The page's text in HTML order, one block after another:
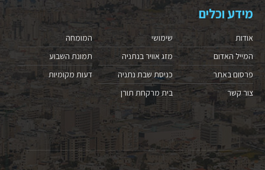
מידע וכלים
אודות
המייל האדום
פרסום באתר
צור קשר
שימושי
מזג אוויר בנתניה
כניסת שבת נתניה
בית מרקחת תורן
המומחה
תמונת השבוע
דעות מקומיות